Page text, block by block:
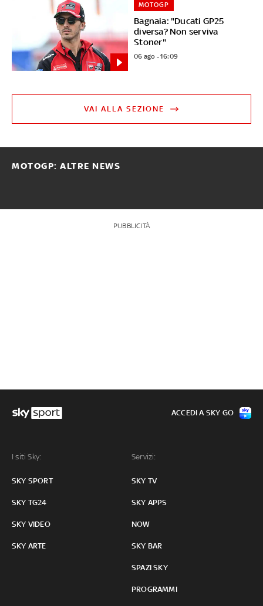
Bagnaia: "Ducati GP25
diversa? Non serviva
Stoner"
MOTOGP
06 ago - 16:09
VAI ALLA SEZIONE
MOTOGP: ALTRE NEWS
PUBBLICITÀ
I siti Sky:
SKY SPORT
SKY TG24
SKY VIDEO
SKY ARTE
Servizi:
SKY TV
SKY APPS
NOW
SKY BAR
SPAZI SKY
PROGRAMMI
ACCEDI A SKY GO